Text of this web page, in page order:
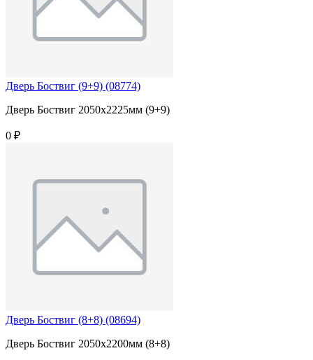
Дверь Боствиг (9+9) (08774)
Дверь Боствиг 2050х2225мм (9+9)
0 ₽
Дверь Боствиг (8+8) (08694)
Дверь Боствиг 2050х2200мм (8+8)